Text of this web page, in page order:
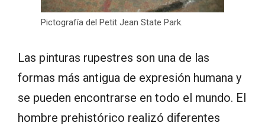
Pictografía del Petit Jean State Park.
Las pinturas rupestres son una de las
formas más antigua de expresión humana y
se pueden encontrarse en todo el mundo. El
hombre prehistórico realizó diferentes